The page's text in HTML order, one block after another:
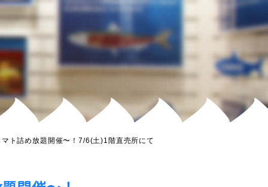
ト詰め放題開催〜！7/6(土)1階直売所にて